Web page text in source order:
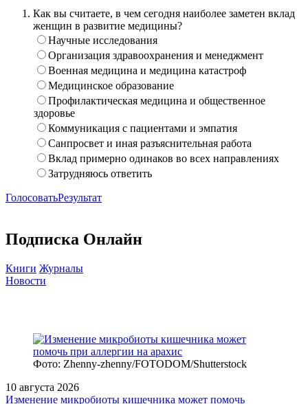
Как вы считаете, в чем сегодня наиболее заметен вклад
женщин в развитие медицины?
Научные исследования
Организация здравоохранения и менеджмент
Военная медицина и медицина катастроф
Медицинское образование
Профилактическая медицина и общественное
здоровье
Коммуникация с пациентами и эмпатия
Санпросвет и иная разъяснительная работа
Вклад примерно одинаков во всех направлениях
Затрудняюсь ответить
ГолосоватьРезультат
Подписка Онлайн
Книги Журналы
Новости
Фото: Zhenny-zhenny/FOTODOM/Shutterstock
10 августа 2026
Изменение микробиоты кишечника может помочь